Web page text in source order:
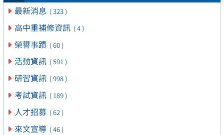
最新消息 ( 323 )
高中重補修資訊 ( 4 )
榮譽事蹟 ( 60 )
活動資訊 ( 591 )
研習資訊 ( 998 )
考試資訊 ( 189 )
人才招募 ( 62 )
來文宣導 ( 46 )